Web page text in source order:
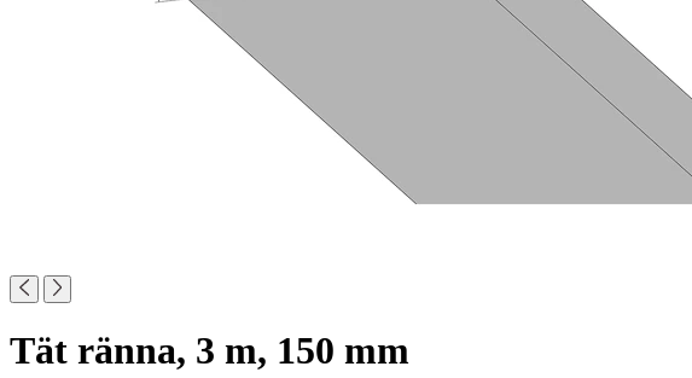
Tät ränna, 3 m, 150 mm